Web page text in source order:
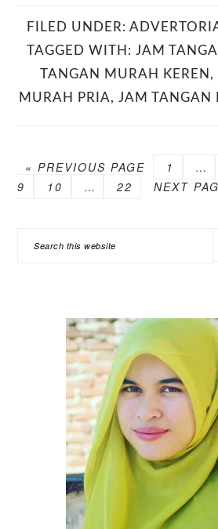
FILED UNDER:
TAGGED WITH: JAM
TANGAN MURAH KEREN ,
MURAH PRIA, JAM TANGAN
«GO
TO
PREVIOUS PAGE PAGE
1 …
9
PAGE
10 … PAGE
22
GO
NEXT
Search